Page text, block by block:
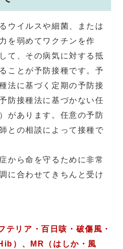
ウイルスや細菌、または
を弱めてワクチンを作
て、その病気に対する抵
ことが予防接種です。予
法に基づく定期の予防接
防接種法に基づかない任
があります。任意の予防
との相談によって接種で
から命を守るために非常
に合わせてきちんと受け
リア・百日咳・破傷風・
）、MR（はしか・風